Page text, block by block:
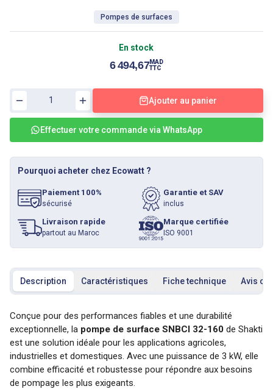
Pompes de surfaces
En stock
6 494,67MAD
TTC
Ajouter au panier
Effectuer votre commande via WhatsApp
Pourquoi acheter chez Ecowatt ?
Paiement 100%
sécurisé
Garantie et SAV
inclus
Livraison rapide
partout au Maroc
Marque certifiée
ISO 9001
Description Caractéristiques Fiche technique Avis